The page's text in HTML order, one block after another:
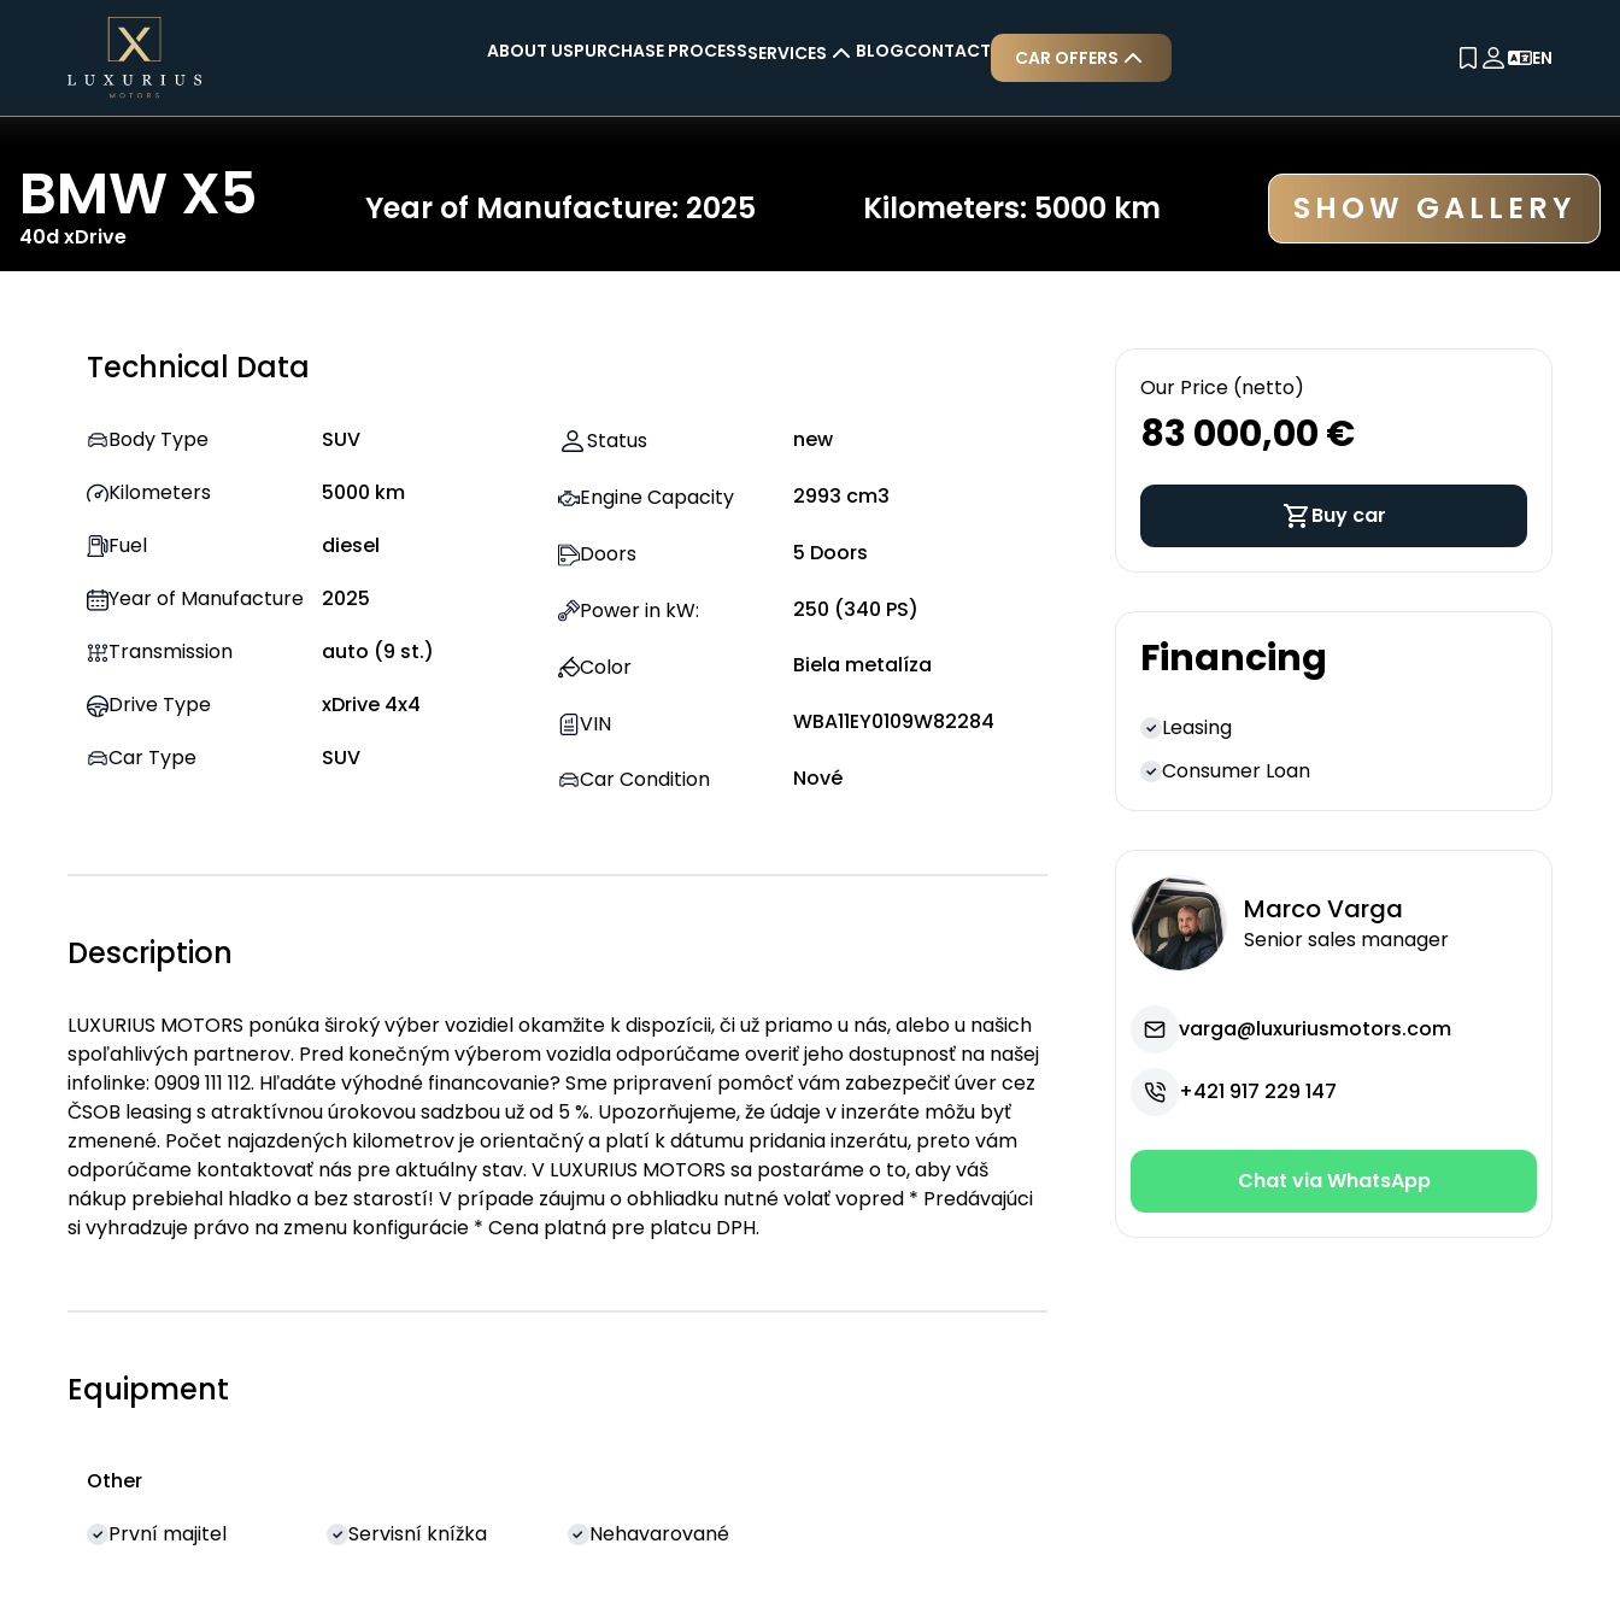
ABOUT USPURCHASE PROCESSSERVICES
CAR AS COUNTER-VALUE
CAR FINANCING
BLOGCONTACT CAR OFFERS EN
BMW X5
40d xDrive
Year of Manufacture: 2025 Kilometers: 5000 km SHOW GALLERY
Our Price (netto)
83 000,00 €
Buy car
Financing
Leasing
Consumer Loan
MarcoVarga
Senior sales manager
varga@luxuriusmotors.com
+421 917 229 147
Chat via WhatsApp
Technical Data
Body Type
SUV
Kilometers
5000 km
Fuel
diesel
Year of Manufacture
2025
Transmission
auto (9 st.)
Drive Type
xDrive 4x4
Car Type
SUV
Status new
Engine Capacity 2993 cm3
Doors 5 Doors
Power in kW: 250 (340 PS)
Color Biela metalíza
VIN WBA11EY0109W82284
Car Condition Nové
Description
LUXURIUS MOTORS ponúka široký výber vozidiel okamžite k dispozícii, či už priamo u nás, alebo u našich
spoľahlivých partnerov. Pred konečným výberom vozidla odporúčame overiť jeho dostupnosť na našej
infolinke: 0909 111 112. Hľadáte výhodné financovanie? Sme pripravení pomôcť vám zabezpečiť úver cez
ČSOB leasing s atraktívnou úrokovou sadzbou už od 5 %. Upozorňujeme, že údaje v inzeráte môžu byť
zmenené. Počet najazdených kilometrov je orientačný a platí k dátumu pridania inzerátu, preto vám
odporúčame kontaktovať nás pre aktuálny stav. V LUXURIUS MOTORS sa postaráme o to, aby váš
nákup prebiehal hladko a bez starostí! V prípade záujmu o obhliadku nutné volať vopred * Predávajúci
si vyhradzuje právo na zmenu konfigurácie * Cena platná pre platcu DPH.
Equipment
Other
První majitel
Servisní knížka Nehavarované